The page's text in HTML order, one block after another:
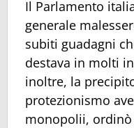
Il Parlamento
generale
subiti guadagni
destava in molti
inoltre, la
protezionismo
monopolii, ordinò